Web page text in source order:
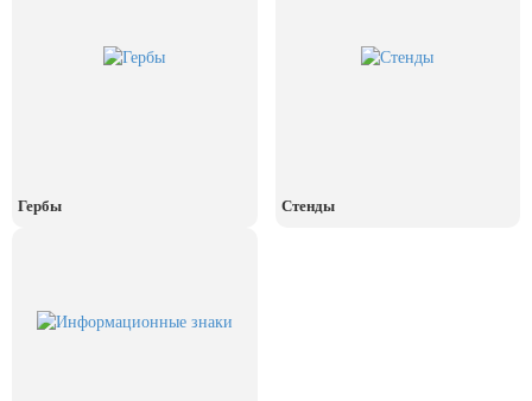
12 июня, День России
Гербы Стенды